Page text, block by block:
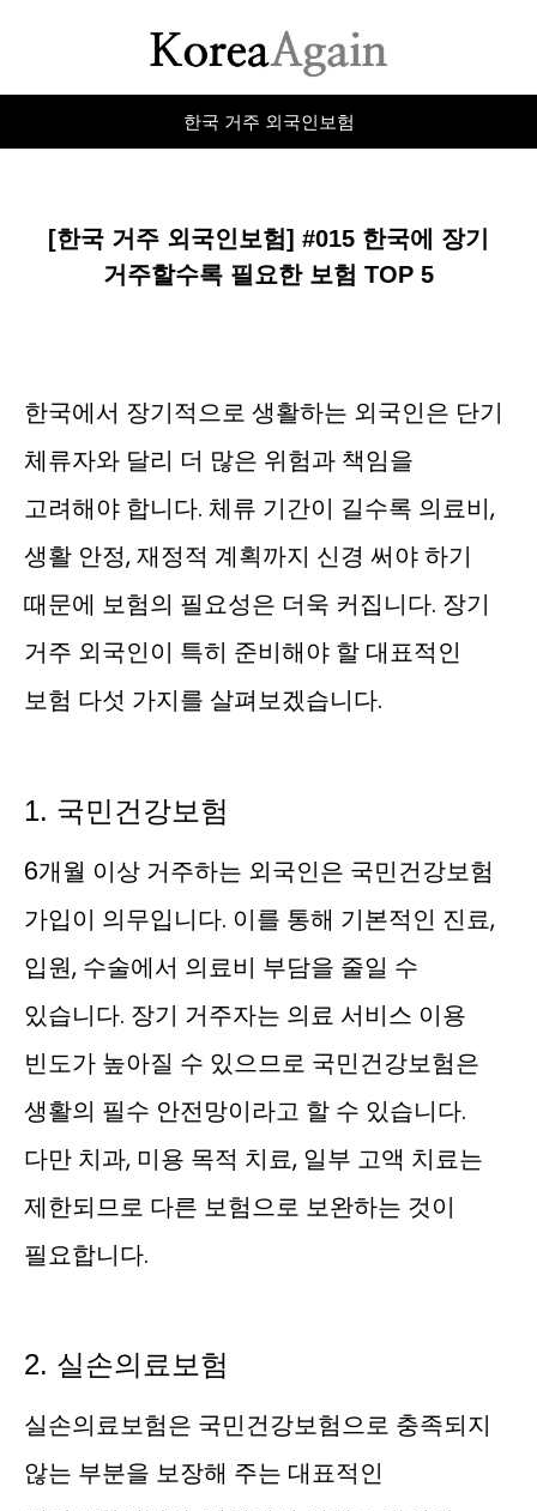
한국 거주 외국인보험
[한국 거주 외국인보험] #015 한국에 장기
거주할수록 필요한 보험 TOP 5
한국에서 장기적으로 생활하는 외국인은 단기
체류자와 달리 더 많은 위험과 책임을
고려해야 합니다. 체류 기간이 길수록 의료비,
생활 안정, 재정적 계획까지 신경 써야 하기
때문에 보험의 필요성은 더욱 커집니다. 장기
거주 외국인이 특히 준비해야 할 대표적인
보험 다섯 가지를 살펴보겠습니다.
1. 국민건강보험
6개월 이상 거주하는 외국인은 국민건강보험
가입이 의무입니다. 이를 통해 기본적인 진료,
입원, 수술에서 의료비 부담을 줄일 수
있습니다. 장기 거주자는 의료 서비스 이용
빈도가 높아질 수 있으므로 국민건강보험은
생활의 필수 안전망이라고 할 수 있습니다.
다만 치과, 미용 목적 치료, 일부 고액 치료는
제한되므로 다른 보험으로 보완하는 것이
필요합니다.
2. 실손의료보험
실손의료보험은 국민건강보험으로 충족되지
않는 부분을 보장해 주는 대표적인